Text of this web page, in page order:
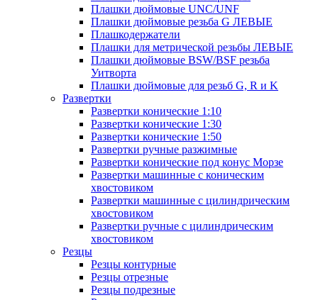
Плашки дюймовые UNC/UNF
Плашки дюймовые резьба G ЛЕВЫЕ
Плашкодержатели
Плашки для метрической резьбы ЛЕВЫЕ
Плашки дюймовые BSW/BSF резьба
Уитворта
Плашки дюймовые для резьб G, R и K
Развертки
Развертки конические 1:10
Развертки конические 1:30
Развертки конические 1:50
Развертки ручные разжимные
Развертки конические под конус Морзе
Развертки машинные с коническим
хвостовиком
Развертки машинные с цилиндрическим
хвостовиком
Развертки ручные с цилиндрическим
хвостовиком
Резцы
Резцы контурные
Резцы отрезные
Резцы подрезные